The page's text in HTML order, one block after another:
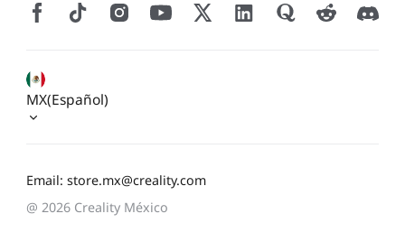
Email: store.mx@creality.com
MX(Español)
@ 2026 Creality México